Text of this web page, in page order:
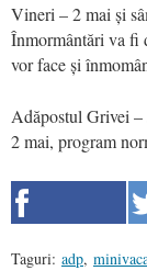
Vineri – 2 mai și
Înmormântări va fi
vor face și
Adăpostul Grivei
2 mai, program
Taguri: adp,